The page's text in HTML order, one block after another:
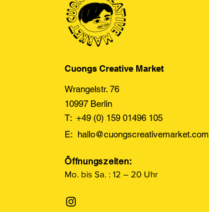
Cuongs Creative Market
Wrangelstr. 76
10997 Berlin
T: +49 (0) 159 01496 105
E: hallo@cuongscreativemarket.com
Öffnungszeiten:
Mo. bis Sa. : 12 – 20 Uhr